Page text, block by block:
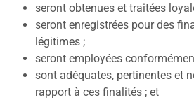
seront obtenues et traitées
seront enregistrées pour des
légitimes ;
seront employées
sont adéquates, pertinentes et
rapport à ces finalités ; et